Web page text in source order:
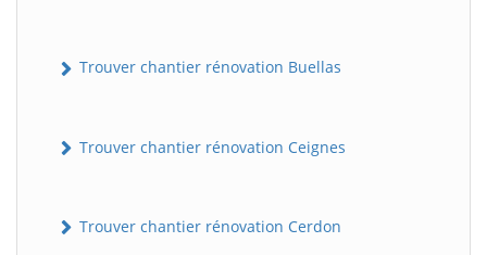
Trouver chantier rénovation Buellas
Trouver chantier rénovation Ceignes
Trouver chantier rénovation Cerdon